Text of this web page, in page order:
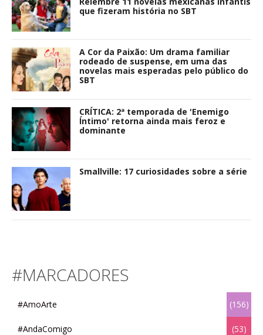
que fizeram história no SBT
A Cor da Paixão: Um drama familiar
rodeado de suspense, em uma das
novelas mais esperadas pelo público do
SBT
CRÍTICA: 2ª temporada de 'Enemigo
Íntimo' retorna ainda mais feroz e
dominante
Smallville: 17 curiosidades sobre a série
#MARCADORES
#AmoArte (156)
#AndaComigo (53)